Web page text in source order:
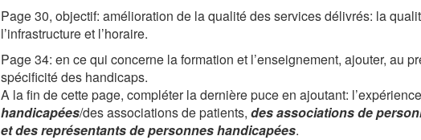
Page 30, objectif: amélioration de la qualité des services délivrés: la
l’infrastructure et l’horaire.
Page 34: en ce qui concerne la formation et l’enseignement, ajouter, au
spécificité des handicaps.
A la fin de cette page, compléter la dernière puce en ajoutant:
handicapées/des associations de patients, des associations de
et des représentants de personnes handicapées.